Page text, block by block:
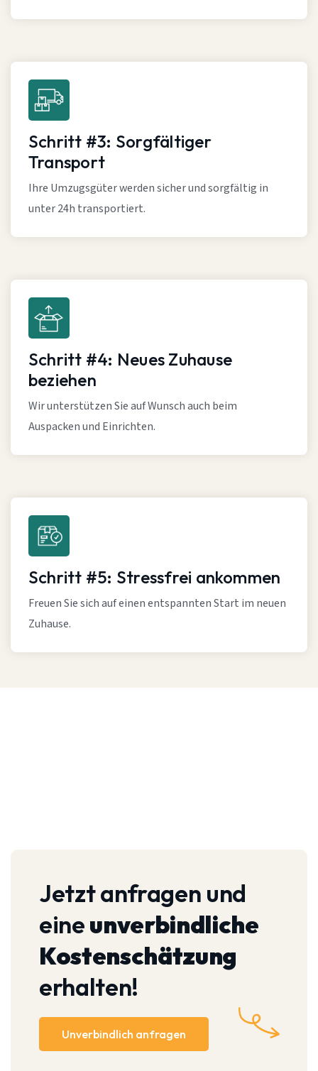
Schritt #3: Sorgfältiger
Transport
Ihre Umzugsgüter werden sicher und sorgfältig in
unter 24h transportiert.
Schritt #4: Neues Zuhause
beziehen
Wir unterstützen Sie auf Wunsch auch beim
Auspacken und Einrichten.
Schritt #5: Stressfrei ankommen
Freuen Sie sich auf einen entspannten Start im neuen
Zuhause.
Jetzt anfragen und
eineunverbindliche
Kostenschätzung
erhalten!
Unverbindlich anfragen